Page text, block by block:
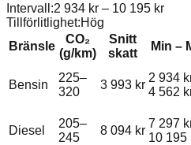
Intervall:2 934 kr – 10 195 kr
Tillförlitlighet:Hög
Bränsle
CO₂
(g/km)
Snitt
skatt
Min –
Bensin
225–
320
3 993 kr
2 934
4 562
Diesel
205–
245
8 094 kr
7 297
10 195